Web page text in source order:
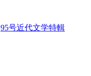
95号近代文学特輯